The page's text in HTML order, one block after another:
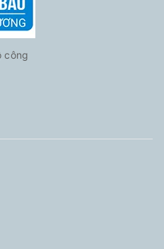
công